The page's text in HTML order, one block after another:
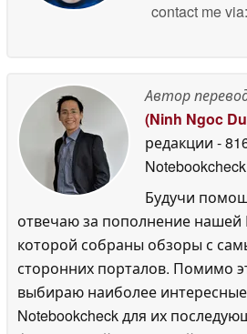
contact me
Автор
(Ninh Ngoc
редакции -
Notebookcheck
Будучи
отвечаю за пополнение нашей
которой собраны обзоры с
сторонних порталов. Помимо
выбираю наиболее
Notebookcheck для их